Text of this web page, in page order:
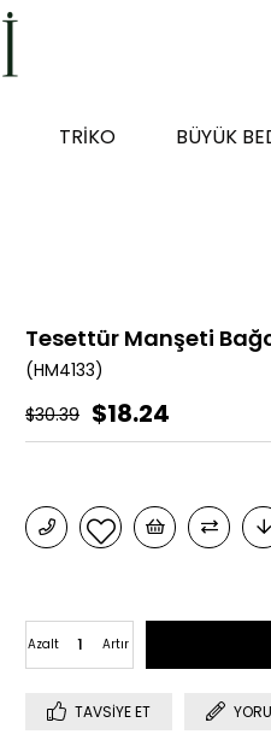
TRİKO BÜYÜK
Tesettür Manşeti
(HM4133)
$30.39 $18.24
Artır
Azalt
TAVSIYE ET